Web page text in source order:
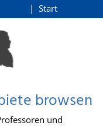
Start
browsen
und